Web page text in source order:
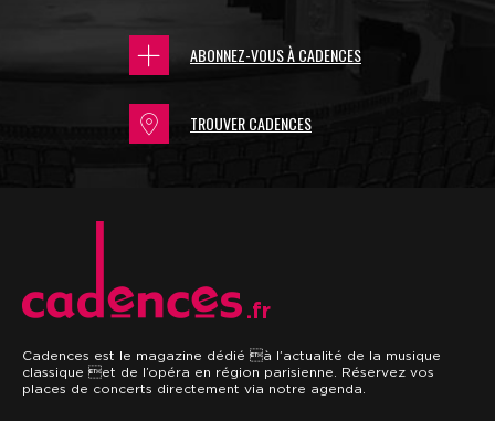
ABONNEZ-VOUS À CADENCES
TROUVER CADENCES
.fr
Cadences est le magazine dédié à l’actualité de la musique
classique et de l’opéra en région parisienne. Réservez vos
places de concerts directement via notre agenda.